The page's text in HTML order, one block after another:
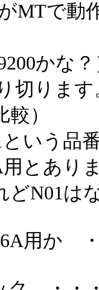
MTで動
かな
切りま
）
という品
とあり
どN01は
用か